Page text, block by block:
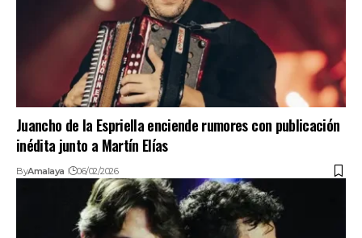
Juancho de la Espriella enciende rumores con publicación
inédita junto a Martín Elías
ByAmalaya 06/02/2026